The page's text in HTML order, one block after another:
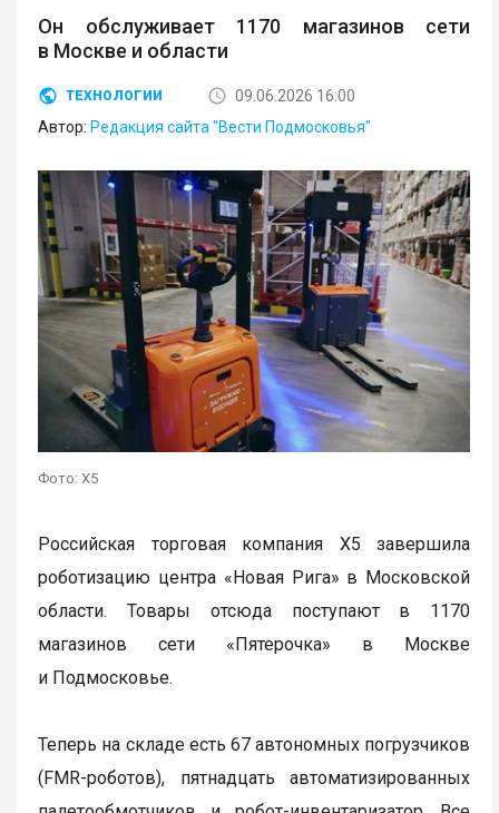
Он обслуживает 1170 магазинов сети
в Москве и области
ТЕХНОЛОГИИ
09.06.2026 16:00
Автор: Редакция сайта "Вести Подмосковья"
Фото: X5
Российская торговая компания X5 завершила
роботизацию центра «Новая Рига» в Московской
области. Товары отсюда поступают в 1170
магазинов сети «Пятерочка» в Москве
и Подмосковье.
Теперь на складе есть 67 автономных погрузчиков
(FMR-роботов), пятнадцать автоматизированных